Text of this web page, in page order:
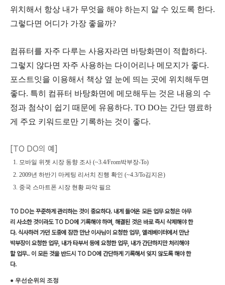
위치해서 항상 내가 무엇을 해야 하는지 알 수 있도록 한다.
그렇다면 어디가 가장 좋을까?
컴퓨터를 자주 다루는 사용자라면 바탕화면이 적합하다.
그렇지 않다면 자주 사용하는 다이어리나 메모지가 좋다.
포스트잇을 이용해서 책상 옆 눈에 띄는 곳에 위치해두면
좋다. 특히 컴퓨터 바탕화면에 메모해두는 것은 내용의 수
정과 첨삭이 쉽기 때문에 유용하다. TO DO는 간단 명료하
게 주요 키워드로만 기록하는 것이 좋다.
[TO DO의 예]
1. 모바일 위젯 시장 동향 조사 (~3.4/From박부장-To)
2. 2009년 하반기 마케팅 리서치 진행 확인 (~4.3/To김지은)
3. 중국 스마트폰 시장 현황 파악 필요
TO DO는 꾸준하게 관리하는 것이 중요하다. 내게 들어온 모든 업무 요청은 아무
리 사소한 것이라도 TO DO에 기록해야 하며, 해결된 것은 바로 즉시 삭제해야 한
다. 식사하러 가던 도중에 잠깐 만난 이사님이 요청한 업무, 엘레베이터에서 만난
박부장이 요청한 업무, 내가 타부서 등에 요청한 업무, 내가 간단하지만 처리해야
할 업무.. 이 모든 것을 반드시 TO DO에 간단하게 기록해서 잊지 않도록 해야 한
다.
● 우선순위의 조정